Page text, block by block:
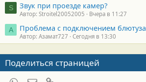
S Звук при проезде камер?
Автор: Stroitel20052005 Вчера в 11:27
А Проблема с подключением блютуза
Автор: Азамат727 Сегодня в 13:30
Поделиться страницей